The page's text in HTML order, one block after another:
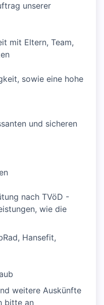
unserer
mit Eltern, Team,
sowie eine hohe
und sicheren
nach TVöD -
wie die
Hansefit,
weitere Auskünfte
bitte an